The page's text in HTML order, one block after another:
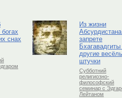
снах
Из жизни
запрете
Бхагавадгиты
другие
штучки
Субботний
религиозно-
философский
семинар с
Лейтаном